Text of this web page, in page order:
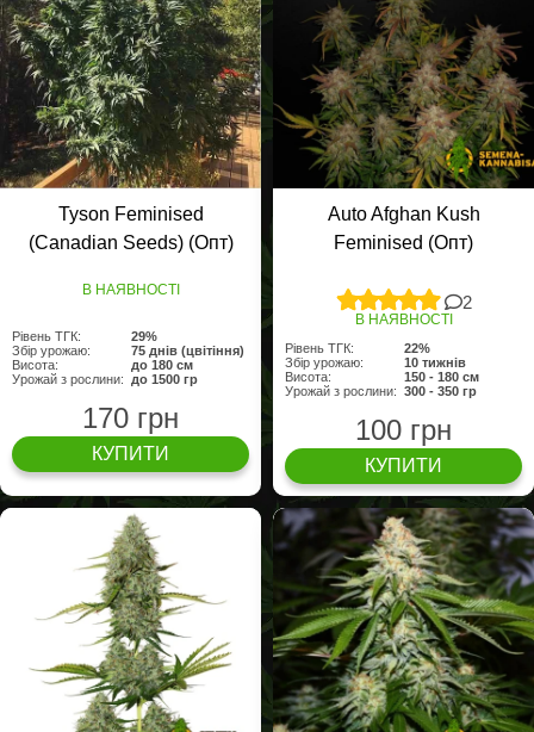
Tyson Feminised
(Canadian Seeds) (Опт)
В НАЯВНОСТІ
Рівень ТГК:
29%
Збір урожаю:
75 днів (цвітіння)
Висота:
до 180 см
Урожай з рослини:
до 1500 гр
170 грн
КУПИТИ
Auto Afghan Kush
Feminised (Опт)
2
В НАЯВНОСТІ
Рівень ТГК:
22%
Збір урожаю:
10 тижнів
Висота:
150 - 180 см
Урожай з рослини: 300 - 350 гр
100 грн
КУПИТИ